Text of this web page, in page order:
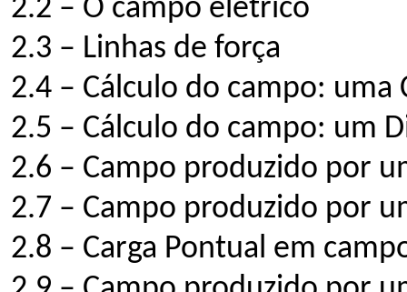
2.2 – O campo elétrico
2.3 – Linhas de força
2.4 – Cálculo do campo: uma
2.5 – Cálculo do campo: um
2.6 – Campo produzido por
2.7 – Campo produzido por
2.8 – Carga Pontual em